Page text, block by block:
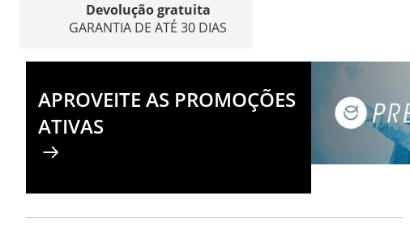
Devolução gratuita
GARANTIA DE ATÉ 30 DIAS
APROVEITE AS PROMOÇÕES
ATIVAS